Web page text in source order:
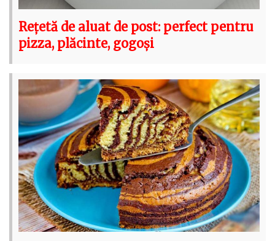
Rețetă de aluat de post: perfect pentru
pizza, plăcinte, gogoși